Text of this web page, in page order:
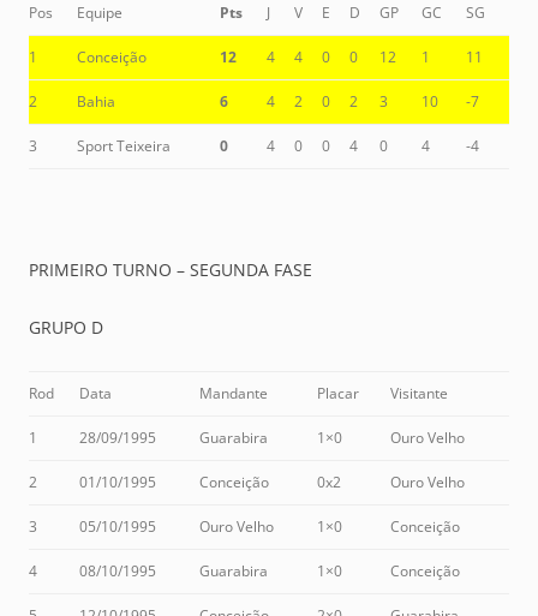
Pos Equipe Pts J V E D GP GC SG
1 Conceição 12 4 4 0 0 12 1 11
2 Bahia 6 4 2 0 2 3 10 -7
3 Sport Teixeira 0 4 0 0 4 0 4 -4
PRIMEIRO TURNO – SEGUNDA FASE
GRUPO D
Rod Data Mandante Placar Visitante
1 28/09/1995 Guarabira 1×0 Ouro Velho
2 01/10/1995 Conceição 0x2 Ouro Velho
3 05/10/1995 Ouro Velho 1×0 Conceição
4 08/10/1995 Guarabira 1×0 Conceição